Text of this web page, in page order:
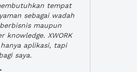
tempat
sebagai wadah
maupun
knowledge. XWORK
aplikasi, tapi
saya.